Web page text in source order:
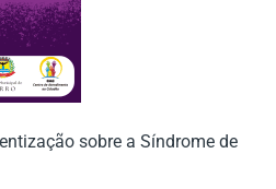
sobre a Síndrome de